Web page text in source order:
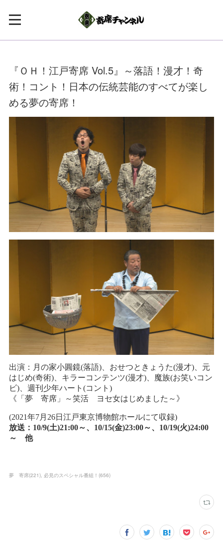
『ＯＨ！江戸寄席 Vol.5』～落語！漫才！奇
術！コント！日本の伝統芸能のすべてが楽し
める夢の寄席！
夢 寄席(221) 必見のスペシャル番組！ (656)